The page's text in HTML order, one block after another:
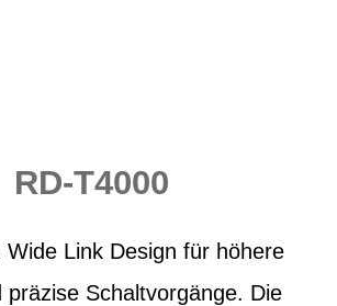
RD-T4000
Wide Link Design für höhere
präzise Schaltvorgänge. Die